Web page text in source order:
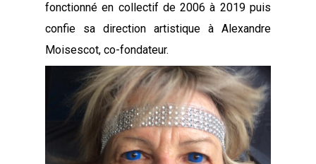
fonctionné en collectif de 2006 à 2019 puis
confie sa direction artistique à Alexandre
Moisescot, co-fondateur.